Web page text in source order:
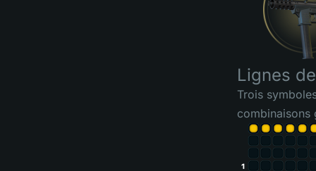
Lignes
Trois
combinaisons